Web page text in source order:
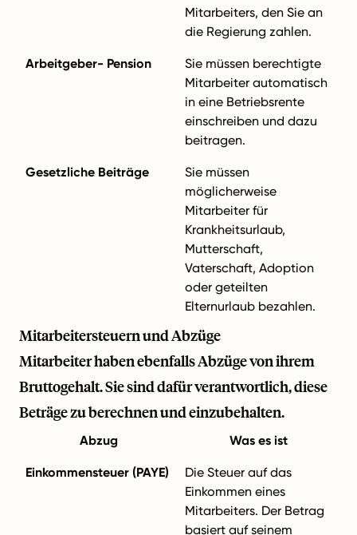
Mitarbeiters, den Sie an
die Regierung zahlen.
Arbeitgeber- Pension
Sie müssen berechtigte
Mitarbeiter automatisch
in eine Betriebsrente
einschreiben und dazu
beitragen.
Gesetzliche Beiträge
Sie müssen
möglicherweise
Mitarbeiter für
Krankheitsurlaub,
Mutterschaft,
Vaterschaft, Adoption
oder geteilten
Elternurlaub bezahlen.
Mitarbeitersteuern und Abzüge
Mitarbeiter haben ebenfalls Abzüge von ihrem
Bruttogehalt. Sie sind dafür verantwortlich, diese
Beträge zu berechnen und einzubehalten.
Abzug Was es ist
Einkommensteuer (PAYE)
Die Steuer auf das
Einkommen eines
Mitarbeiters. Der Betrag
basiert auf seinem